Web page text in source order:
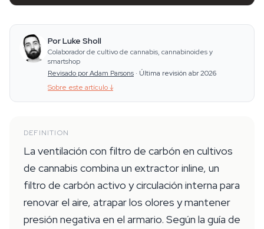
Por Luke Sholl
Colaborador de cultivo de cannabis, cannabinoides y
smartshop
Revisado por Adam Parsons · Última revisión abr 2026
Sobre este artículo↓
DEFINITION
La ventilación con filtro de carbón en cultivos
de cannabis combina un extractor inline, un
filtro de carbón activo y circulación interna para
renovar el aire, atrapar los olores y mantener
presión negativa en el armario. Según la guía de